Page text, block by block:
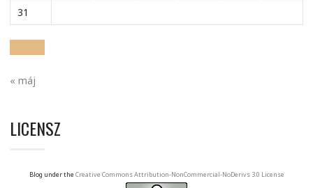
31
« máj
LICENSZ
Blog under the Creative Commons Attribution-NonCommercial-NoDerivs 3.0 License